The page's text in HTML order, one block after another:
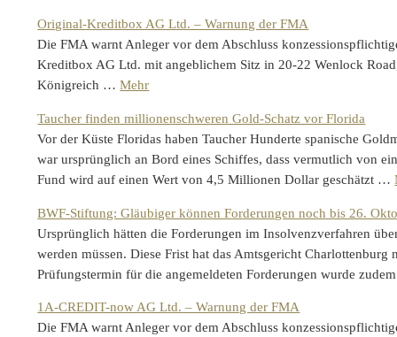
Original-Kreditbox AG Ltd. – Warnung der FMA
Die FMA warnt Anleger vor dem Abschluss
Kreditbox AG Ltd. mit angeblichem Sitz in 20-22 Wenlock
Königreich …Mehr
Taucher finden millionenschweren Gold-Schatz vor Florida
Vor der Küste Floridas haben Taucher Hunderte spanische
war ursprünglich an Bord eines Schiffes, dass vermutlich von
Fund wird auf einen Wert von 4,5 Millionen Dollar geschätzt …
BWF-Stiftung: Gläubiger können Forderungen noch bis 26.
Ursprünglich hätten die Forderungen im Insolvenzverfahren
werden müssen. Diese Frist hat das Amtsgericht
Prüfungstermin für die angemeldeten Forderungen wurde
1A-CREDIT-now AG Ltd. – Warnung der FMA
Die FMA warnt Anleger vor dem Abschluss